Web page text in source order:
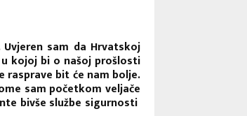
sam da Hrvatskoj
kojoj bi o našoj prošlosti
bit će nam bolje.
sam početkom veljače
bivše službe sigurnosti